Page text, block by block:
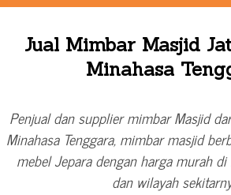
Jual Mimbar Masjid
Minahasa
Penjual dan supplier mimbar Masjid
Minahasa Tenggara, mimbar masjid
mebel Jepara dengan harga murah di
dan wilayah